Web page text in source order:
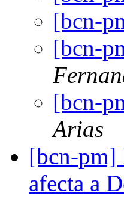
[bcn-
[bcn-
[bcn-
Arias
[bcn-pm]
afecta a